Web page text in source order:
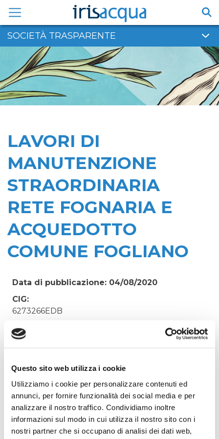
Questo sito web utilizza i cookie
Utilizziamo i cookie per personalizzare contenuti ed
annunci, per fornire funzionalità dei social media e per
analizzare il nostro traffico. Condividiamo inoltre
informazioni sul modo in cui utilizza il nostro sito con i
nostri partner che si occupano di analisi dei dati web,
contenuto
SOCIETÀ TRASPARENTE
LAVORI DI
MANUTENZIONE
STRAORDINARIA
RETE FOGNARIA E
ACQUEDOTTO
COMUNE FOGLIANO
Data di pubblicazione: 04/08/2020
CIG:
6273266EDB
Struttura proponente:
'Irisacqua srl P.I./C.F. 01070220312. - Ufficio
Tecnico
Oggetto:
LAVORI DI MANUTENZIONE STRAORDINARIA
RETE FOGNARIA E ACQUEDOTTO COMUNE
FOGLIANO
Elenco operatori invitati:
Codice Fiscale: